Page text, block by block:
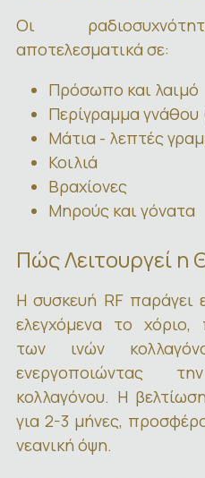
Οι
αποτελεσματικά σε:
Πρόσωπο και λαιμό
Περίγραμμα
Μάτια - λεπτές
Κοιλιά
Βραχίονες
Μηρούς και γόνατα
Πώς Λειτουργεί η
Η συσκευή RF παράγει
ελεγχόμενα το
των ινών
ενεργοποιώντας
κολλαγόνου. Η
για 2-3 μήνες,
νεανική όψη.